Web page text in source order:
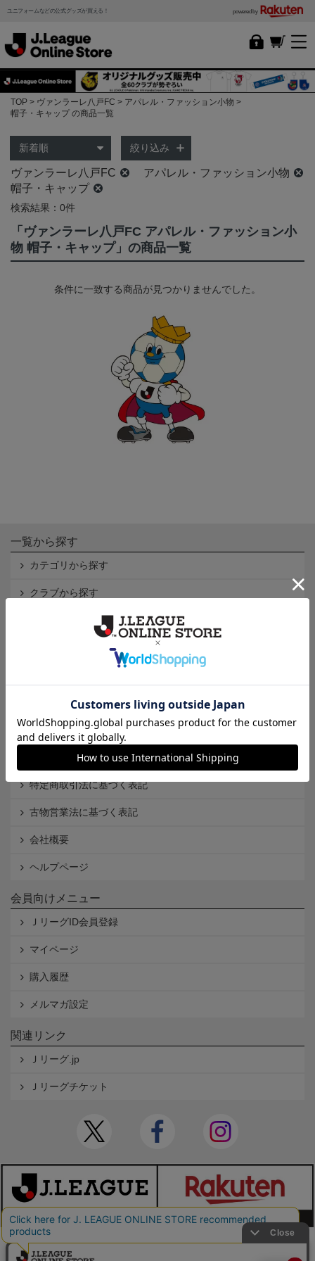
ユニフォームなどの公式グッズが買える！ powered by
TOP ヴァンラーレ八戸FC
アパレル・ファッション小物
帽子・キャップ の商品一覧
絞り込み
ヴァンラーレ八戸FC
アパレル・ファッション小物
帽子・キャップ
検索結果：0件
「ヴァンラーレ八戸FC アパレル・ファッション小
物 帽子・キャップ」の商品一覧
条件に一致する商品が見つかりませんでした。
一覧から探す
カテゴリから探す
クラブから探す
Ｊ2
インフォメーション
個人情報保護方針
Cookieポリシー
特定商取引法に基づく表記
古物営業法に基づく表記
会社概要
ヘルプページ
会員向けメニュー
ＪリーグID会員登録
マイページ
購入履歴
メルマガ設定
関連リンク
Ｊリーグ.jp
Ｊリーグチケット
本サイトで使用している文章・画像等の無断での複製・転載を禁止します。